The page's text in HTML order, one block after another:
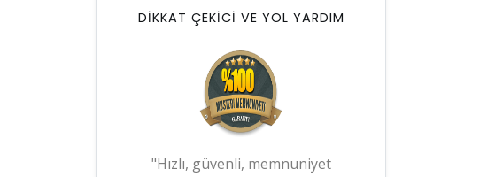
DİKKAT ÇEKİCİ VE YOL YARDIM
"Hızlı, güvenli, memnuniyet